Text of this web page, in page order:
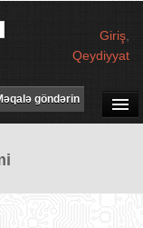
Giriş
Qeydiyyat
TV
göndərin